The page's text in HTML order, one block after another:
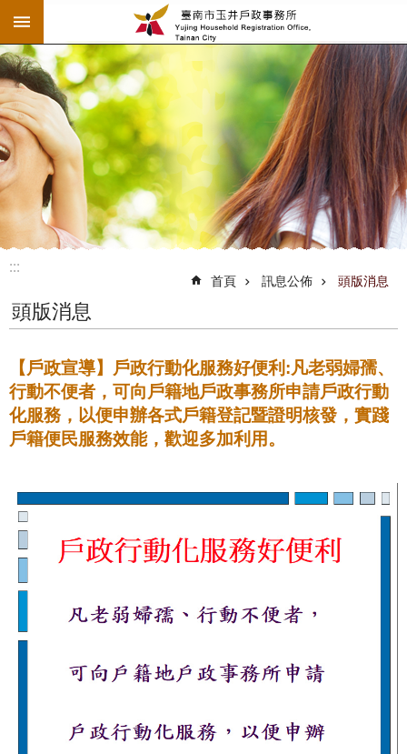
跳到主要內容區塊
:::
:::
首頁 訊息公佈 頭版消息
頭版消息
【戶政宣導】戶政行動化服務好便利:凡老弱婦孺、
行動不便者，可向戶籍地戶政事務所申請戶政行動
化服務，以便申辦各式戶籍登記暨證明核發，實踐
戶籍便民服務效能，歡迎多加利用。